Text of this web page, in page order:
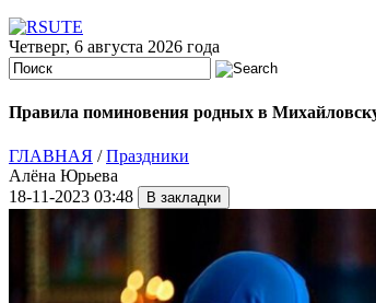
Четверг, 6 августа 2026 года
Правила поминовения родных в
ГЛАВНАЯ /Праздники
Алёна Юрьева
18-11-2023 03:48